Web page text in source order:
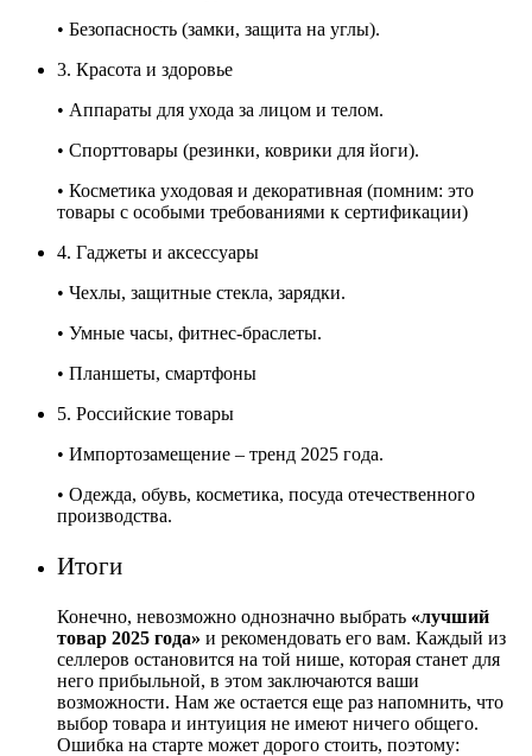
• Безопасность (замки, защита на углы).
3. Красота и здоровье
• Аппараты для ухода за лицом и телом.
• Спорттовары (резинки, коврики для йоги).
• Косметика уходовая и декоративная (помним: это
товары с особыми требованиями к сертификации)
4. Гаджеты и аксессуары
• Чехлы, защитные стекла, зарядки.
• Умные часы, фитнес-браслеты.
• Планшеты, смартфоны
5. Российские товары
• Импортозамещение – тренд 2025 года.
• Одежда, обувь, косметика, посуда отечественного
производства.
Итоги
Конечно, невозможно однозначно выбрать «лучший
товар 2025 года» и рекомендовать его вам. Каждый из
селлеров остановится на той нише, которая станет для
него прибыльной, в этом заключаются ваши
возможности. Нам же остается еще раз напомнить, что
выбор товара и интуиция не имеют ничего общего.
Ошибка на старте может дорого стоить, поэтому: